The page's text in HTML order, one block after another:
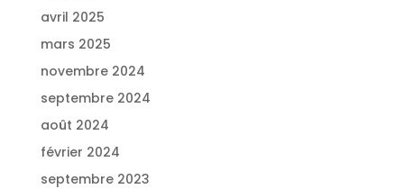
avril 2025
mars 2025
novembre 2024
septembre 2024
août 2024
février 2024
septembre 2023